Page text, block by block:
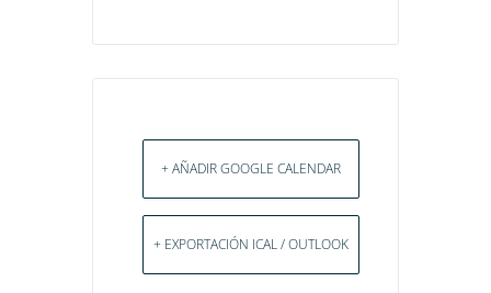
+ AÑADIR GOOGLE CALENDAR
+ EXPORTACIÓN ICAL / OUTLOOK